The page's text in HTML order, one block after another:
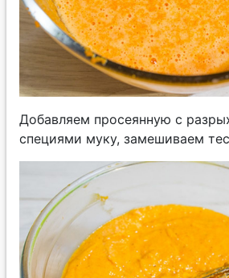
Добавляем просеянную с
специями муку, замешиваем